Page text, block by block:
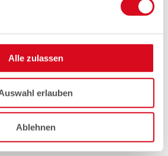
Alle zulassen
erlauben
Ablehnen